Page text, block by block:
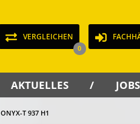
VERGLEICHEN
0
AKTUELLES JOBS
ONYX-T 937 H1